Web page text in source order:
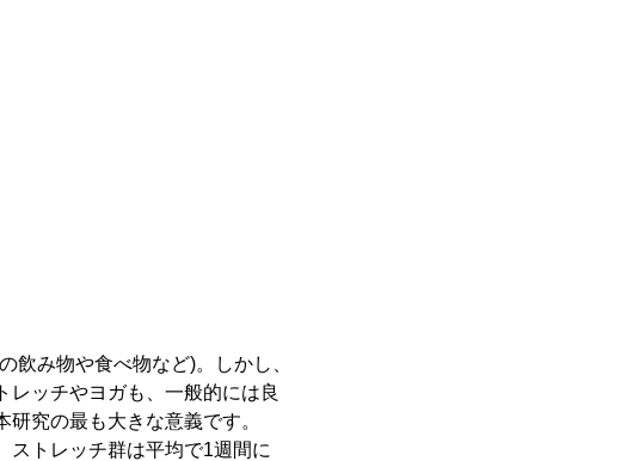
み物や食べ物など)。しかし、
レッチやヨガも、一般的には良
究の最も大きな意義です。
トレッチ群は平均で1週間に